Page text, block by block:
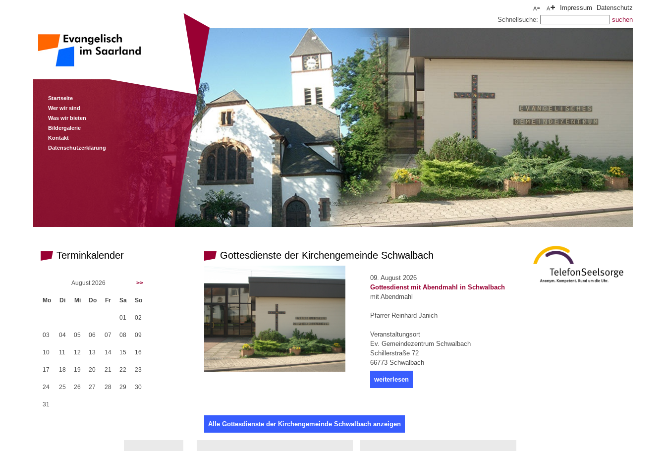
Startseite
Wer wir sind
Was wir bieten
Bildergalerie
Kontakt
Datenschutzerklärung
Impressum
Datenschutz
Schnellsuche:
Terminkalender
August 2026 >>
Mo Di Mi Do Fr Sa So
01 02
03 04 05 06 07 08 09
10 11 12 13 14 15 16
17 18 19 20 21 22 23
24 25 26 27 28 29 30
31
Gottesdienste der Kirchengemeinde Schwalbach
09. August 2026
Gottesdienst mit Abendmahl in Schwalbach
mit Abendmahl
Pfarrer Reinhard Janich
Veranstaltungsort
Ev. Gemeindezentrum Schwalbach
Schillerstraße 72
66773 Schwalbach
weiterlesen
Alle Gottesdienste der Kirchengemeinde Schwalbach anzeigen